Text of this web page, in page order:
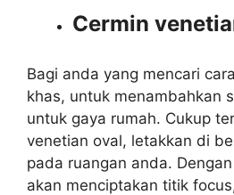
Cermin
Bagi anda yang mencari
khas, untuk menambahkan
untuk gaya rumah. Cukup
venetian oval, letakkan di
pada ruangan anda.
akan menciptakan titik